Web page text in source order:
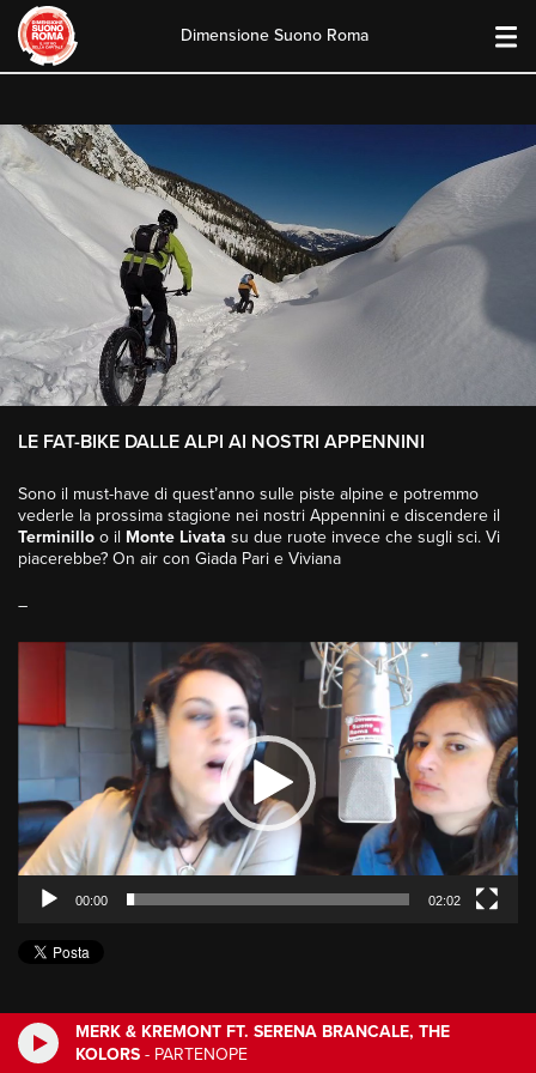
MERK & KREMONT FT. SERENA BRANCALE, THE
KOLORS - PARTENOPE
content
Dimensione Suono Roma
LE FAT-BIKE DALLE ALPI AI NOSTRI APPENNINI
Sono il must-have di quest’anno sulle piste alpine e potremmo
vederle la prossima stagione nei nostri Appennini e discendere il
Terminillo o il Monte Livata su due ruote invece che sugli sci. Vi
piacerebbe? On air con Giada Pari e Viviana
–
00:00 02:02